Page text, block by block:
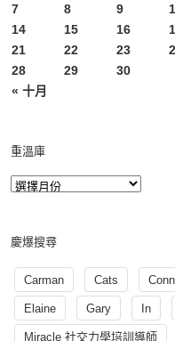
« 十月
7
8 9
14
15 16
21
22 23
28
29 30
重溫庫
慶爆搜尋
Carman Cats
Elaine Gary In
Miracle 社交力學培訓導師